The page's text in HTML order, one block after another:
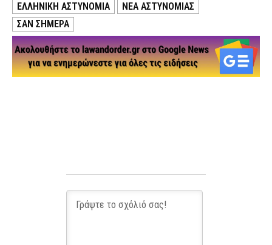
ΕΛΛΗΝΙΚΗ ΑΣΤΥΝΟΜΙΑ
ΝΕΑ ΑΣΤΥΝΟΜΙΑΣ
ΣΑΝ ΣΗΜΕΡΑ